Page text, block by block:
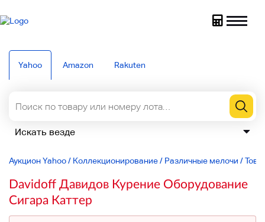
Yahoo Amazon Rakuten
Аукцион Yahoo/ Коллекционирование/ Различные мелочи /
Davidoff Давидов Курение Оборудование
Сигара Каттер